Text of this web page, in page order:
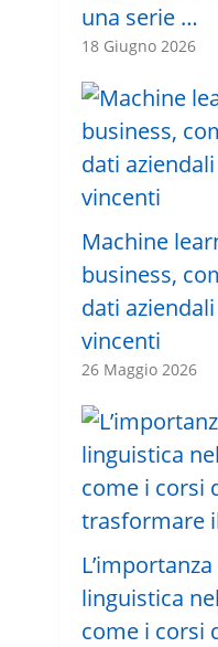
una serie …
18 Giugno 2026
Machine
business,
dati
vincenti
26 Maggio 2026
linguistica
come i corsi